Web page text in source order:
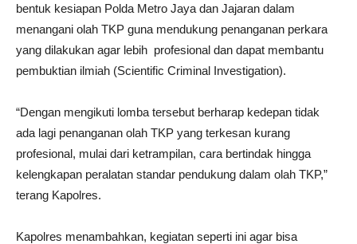
bentuk kesiapan Polda Metro Jaya dan Jajaran dalam
menangani olah TKP guna mendukung penanganan perkara
yang dilakukan agar lebih profesional dan dapat membantu
pembuktian ilmiah (Scientific Criminal Investigation).
“Dengan mengikuti lomba tersebut berharap kedepan tidak
ada lagi penanganan olah TKP yang terkesan kurang
profesional, mulai dari ketrampilan, cara bertindak hingga
kelengkapan peralatan standar pendukung dalam olah TKP,”
terang Kapolres.
Kapolres menambahkan, kegiatan seperti ini agar bisa